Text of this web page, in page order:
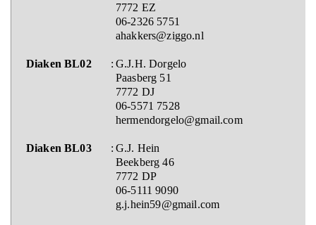
7772 EZ
06-2326 5751
ahakkers@ziggo.nl
Diaken BL02 : G.J.H. Dorgelo
Paasberg 51
7772 DJ
06-5571 7528
hermendorgelo@gmail.com
Diaken BL03 : G.J. Hein
Beekberg 46
7772 DP
06-5111 9090
g.j.hein59@gmail.com